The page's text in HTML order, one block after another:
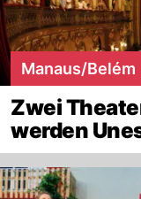
Manaus/Belém
Zwei
werden